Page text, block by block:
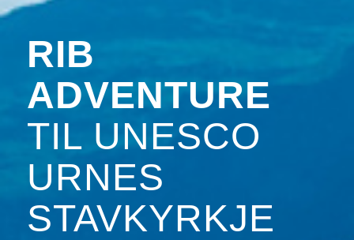
RIB
ADVENTURE
TIL UNESCO
URNES
STAVKYRKJE